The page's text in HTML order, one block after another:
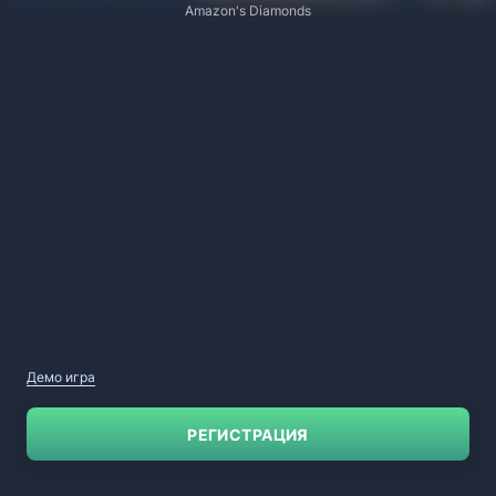
Amazon's Diamonds
Демо игра
РЕГИСТРАЦИЯ